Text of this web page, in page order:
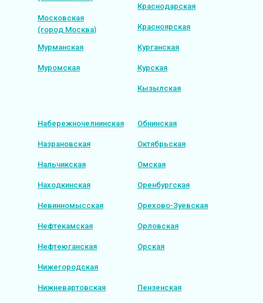
Краснодарская
Красноярская
Курганская
Курская
Кызылская
Московская
(город Москва)
Мурманская
Муромская
Набережночелнинская
Назрановская
Нальчикская
Находкинская
Невинномысская
Нефтекамская
Нефтеюганская
Нижегородская
Нижневартовская
Обнинская
Октябрьская
Омская
Оренбургская
Орехово-Зуевская
Орловская
Орская
Пензенская